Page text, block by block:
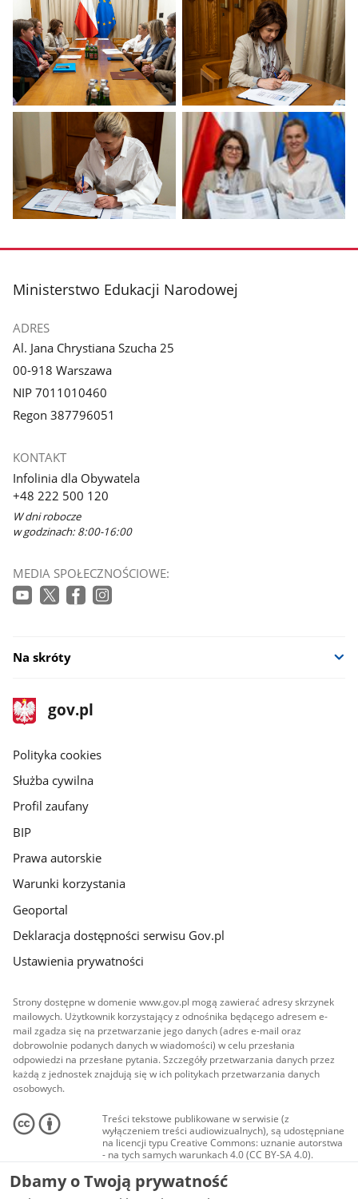
Pokaż
galerii.
Pokaż
zdjęcie
z
galerii.
zdjęcie
galerii.
zdjęcie
galerii.
stopka
Ministerstwo Edukacji Narodowej
ADRES
Al. Jana Chrystiana Szucha 25
00-918 Warszawa
NIP 7011010460
Regon 387796051
KONTAKT
Infolinia dla Obywatela
+48 222 500 120
W dni robocze
w godzinach: 8:00-16:00
MEDIA SPOŁECZNOŚCIOWE:
Na skróty
stopka
gov.pl
Strona
gov.pl
gov.pl
Polityka cookies
Służba cywilna
Profil zaufany
BIP
Prawa autorskie
Warunki korzystania
Geoportal
Deklaracja dostępności serwisu Gov.pl
Ustawienia prywatności
Strony dostępne w domenie www.gov.pl mogą zawierać adresy skrzynek
mailowych. Użytkownik korzystający z odnośnika będącego adresem e-
mail zgadza się na przetwarzanie jego danych (adres e-mail oraz
dobrowolnie podanych danych w wiadomości) w celu przesłania
odpowiedzi na przesłane pytania. Szczegóły przetwarzania danych przez
każdą z jednostek znajdują się w ich politykach przetwarzania danych
osobowych.
Treści tekstowe publikowane w serwisie (z
wyłączeniem treści audiowizualnych), są udostępniane
na licencji typu Creative Commons: uznanie autorstwa
- na tych samych warunkach 4.0 (CC BY-SA 4.0).
Materiały audiowizualne, w tym zdjęcia, materiały
audio i wideo, są udostępniane na licencji typu
Creative Commons: uznanie autorstwa użycie
Dbamy o Twoją prywatność